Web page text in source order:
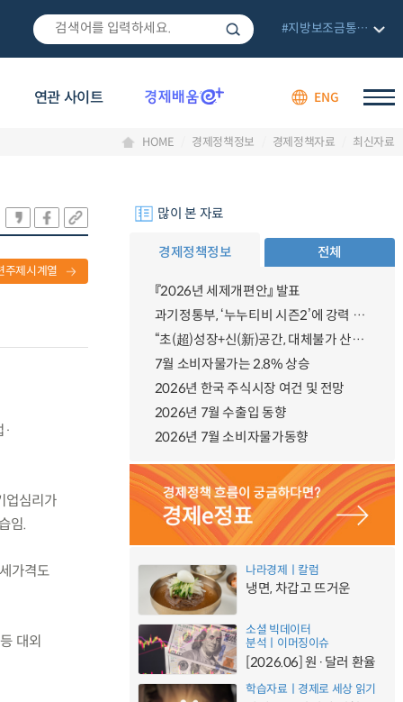
연관 사이트 ENG
#지방보조금통합관리망
HOME 경제정책정보 경제정책자료 최신자료
주제시계열
업심리가
임.
가격도
대외
많이 본 자료
경제정책정보 전체
『2026년 세제개편안』 발표
과기정통부, ‘누누티비 시즌2’에 강력 대응 의지 밝혀
“초(超)성장+신(新)공간, 대체불가 산업강국”
7월 소비자물가는 2.8% 상승
2026년 한국 주식시장 여건 및 전망
2026년 7월 수출입 동향
2026년 7월 소비자물가동향
나라경제ㅣ칼럼
냉면, 차갑고 뜨거운
소셜 빅데이터
분석ㅣ이머징이슈
[2026.06] 원·달러 환율
학습자료ㅣ경제로 세상 읽기